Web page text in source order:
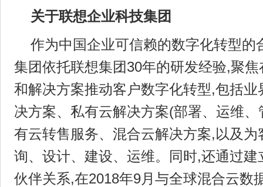
关于联想企业科技集团
作为中国企业可信赖的数字化转型的
集团依托联想集团30年的研发经验,聚
和解决方案推动客户数字化转型,包括
决方案、私有云解决方案(部署、运维
有云转售服务、混合云解决方案,以及
询、设计、建设、运维。同时,还通过
伙伴关系,在2018年9月与全球混合云数